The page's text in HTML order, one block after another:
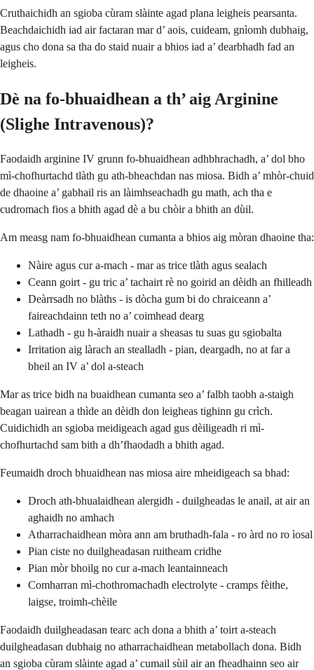
Cruthaichidh an sgioba cùram slàinte agad plana leigheis pearsanta.
Beachdaichidh iad air factaran mar d’ aois, cuideam, gnìomh dubhaig,
agus cho dona sa tha do staid nuair a bhios iad a’ dearbhadh fad an
leigheis.
Dè na fo-bhuaidhean a th’ aig Arginine
(Slighe Intravenous)?
Faodaidh arginine IV grunn fo-bhuaidhean adhbhrachadh, a’ dol bho
mì-chofhurtachd tlàth gu ath-bheachdan nas miosa. Bidh a’ mhòr-chuid
de dhaoine a’ gabhail ris an làimhseachadh gu math, ach tha e
cudromach fios a bhith agad dè a bu chòir a bhith an dùil.
Am measg nam fo-bhuaidhean cumanta a bhios aig mòran dhaoine tha:
Nàire agus cur a-mach - mar as trice tlàth agus sealach
Ceann goirt - gu tric a’ tachairt rè no goirid an dèidh an fhilleadh
Deàrrsadh no blàths - is dòcha gum bi do chraiceann a’
faireachdainn teth no a’ coimhead dearg
Lathadh - gu h-àraidh nuair a sheasas tu suas gu sgiobalta
Irritation aig làrach an stealladh - pian, deargadh, no at far a
bheil an IV a’ dol a-steach
Mar as trice bidh na buaidhean cumanta seo a’ falbh taobh a-staigh
beagan uairean a thìde an dèidh don leigheas tighinn gu crìch.
Cuidichidh an sgioba meidigeach agad gus dèiligeadh ri mì-
chofhurtachd sam bith a dh’fhaodadh a bhith agad.
Feumaidh droch bhuaidhean nas miosa aire mheidigeach sa bhad:
Droch ath-bhualaidhean alergidh - duilgheadas le anail, at air an
aghaidh no amhach
Atharrachaidhean mòra ann am bruthadh-fala - ro àrd no ro ìosal
Pian ciste no duilgheadasan ruitheam cridhe
Pian mòr bhoilg no cur a-mach leantainneach
Comharran mì-chothromachadh electrolyte - cramps fèithe,
laigse, troimh-chèile
Faodaidh duilgheadasan tearc ach dona a bhith a’ toirt a-steach
duilgheadasan dubhaig no atharrachaidhean metabollach dona. Bidh
an sgioba cùram slàinte agad a’ cumail sùil air an fheadhainn seo air